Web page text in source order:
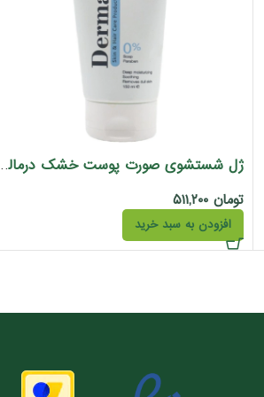
ژل شستشوی صورت
تومان
افزودن به سبد خرید